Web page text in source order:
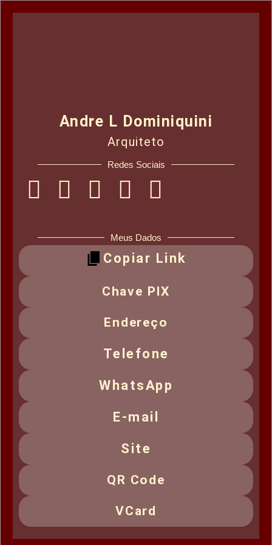
Andre L Dominiquini
Arquiteto
Redes Sociais
Meus Dados
Copiar Link
Chave PIX
Endereço
Telefone
WhatsApp
E-mail
Site
QR Code
VCard